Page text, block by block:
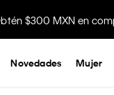
$300 MXN en
Novedades Mujer